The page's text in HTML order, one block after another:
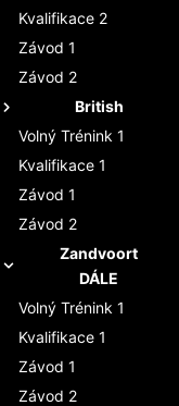
Kvalifikace 2
Závod 1
Závod 2
British
Volný Trénink 1
Kvalifikace 1
Závod 1
Závod 2
Zandvoort
DÁLE
Volný Trénink 1
Kvalifikace 1
Závod 1
Závod 2